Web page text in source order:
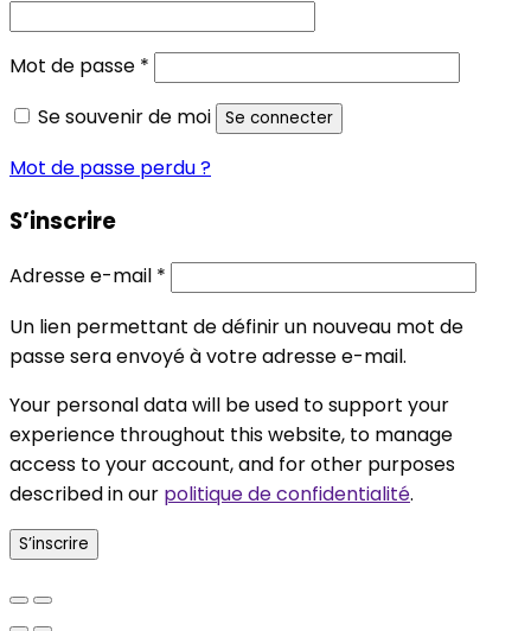
Mot de passe *
Se souvenir de moi
Se connecter
Mot de passe perdu ?
S’inscrire
Adresse e-mail *
Un lien permettant de définir un nouveau mot de
passe sera envoyé à votre adresse e-mail.
Your personal data will be used to support your
experience throughout this website, to manage
access to your account, and for other purposes
described in our politique de confidentialité.
S’inscrire